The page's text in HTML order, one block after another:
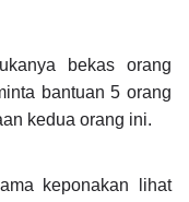
bekas orang
bantuan 5 orang
kedua orang ini.
keponakan lihat